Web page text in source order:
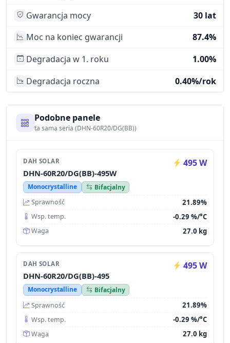
Gwarancja mocy
30 lat
Moc na koniec gwarancji
87.4%
Degradacja w 1. roku
1.00%
Degradacja roczna
0.40%/rok
Podobne panele
ta sama seria (DHN-60R20/DG(BB))
DAH SOLAR 495 W
DHN-60R20/DG(BB)-495W
Monocrystalline
Bifacjalny
Sprawność
21.89%
Wsp. temp. -0.29 %/°C
Waga 27.0 kg
DAH SOLAR 495 W
DHN-60R20/DG(BB)-495
Monocrystalline
Bifacjalny
Sprawność
21.89%
Wsp. temp. -0.29 %/°C
Waga 27.0 kg